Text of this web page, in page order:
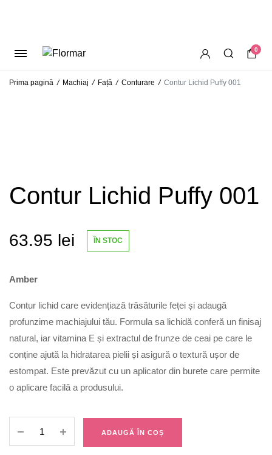
0
Prima pagină / Machiaj / Față / Conturare / Contur Lichid Puffy 001
Contur Lichid Puffy 001
63.95 lei ÎN STOC
Amber
Contur lichid care evidențiază trăsăturile feței și adaugă
profunzime machiajului tău. Formula sa lichidă conferă un finisaj
natural, iar vitamina E și extractul de frunze de ceai pe care le
conține ajută la hidratarea pielii și asigură o textură ușor de
estompat. Este prevăzut cu un aplicator din burete care permite
o aplicare facilă a produsului.
Lichid
ADAUGĂ ÎN COȘ